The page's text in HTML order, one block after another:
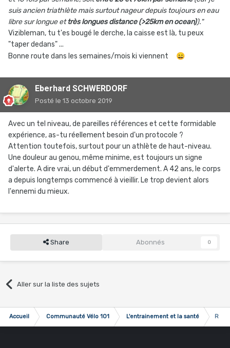
suis ancien triathlète mais surtout nageur depuis toujours en eau
libre sur longue ettrès longues distance (>25km en ocean))."
Vizibleman, tu t'es bougé le derche, la caisse est là, tu peux
"taper dedans" ...
Bonne route dans les semaines/mois ki viennent 😄
Eberhard SCHWERDORF
Posté le 13 octobre 2019
Avec un tel niveau, de pareilles références et cette formidable
expérience, as-tu réellement besoin d'un protocole ?
Attention toutefois, surtout pour un athlète de haut-niveau.
Une douleur au genou, même minime, est toujours un signe
d'alerte. A dire vrai, un début d'emmerdement. A 42 ans, le corps
a depuis longtemps commencé à vieillir. Le trop devient alors
l'ennemi du mieux.
Share Abonnés 0
Aller sur la liste des sujets
Accueil Communauté Vélo 101 L'entrainement et la santé